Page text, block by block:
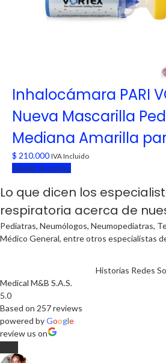
Inhalocámara PARI
Nueva Mascarilla
Mediana Amarilla
$ 210.000 IVA Incluido
Añadir al carrito
Lo que dicen los
respiratoria acerca de
Pediatras, Neumólogos, Neumopediatras,
Médico General, entre otros especialistas
Medical M&B S.A.S.
5.0
Based on 257 reviews
powered byGoogle
review us on